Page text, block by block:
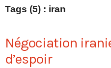
Tags (5) : iran
Négociation
d’espoir